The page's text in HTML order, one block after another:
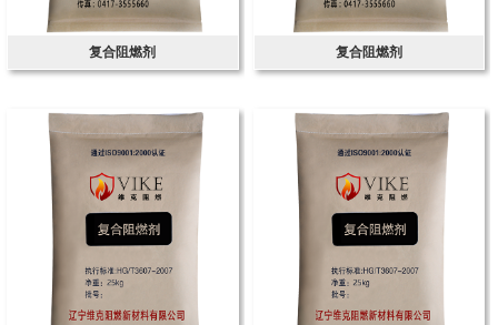
复合阻燃剂 复合阻燃剂